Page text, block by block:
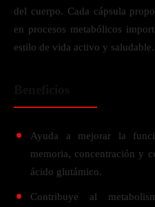
del cuerpo. Cada cápsula
en procesos metabólicos
estilo de vida activo y saludable.
Ayuda a mejorar la
memoria, concentración y
ácido glutámico.
Contribuye al